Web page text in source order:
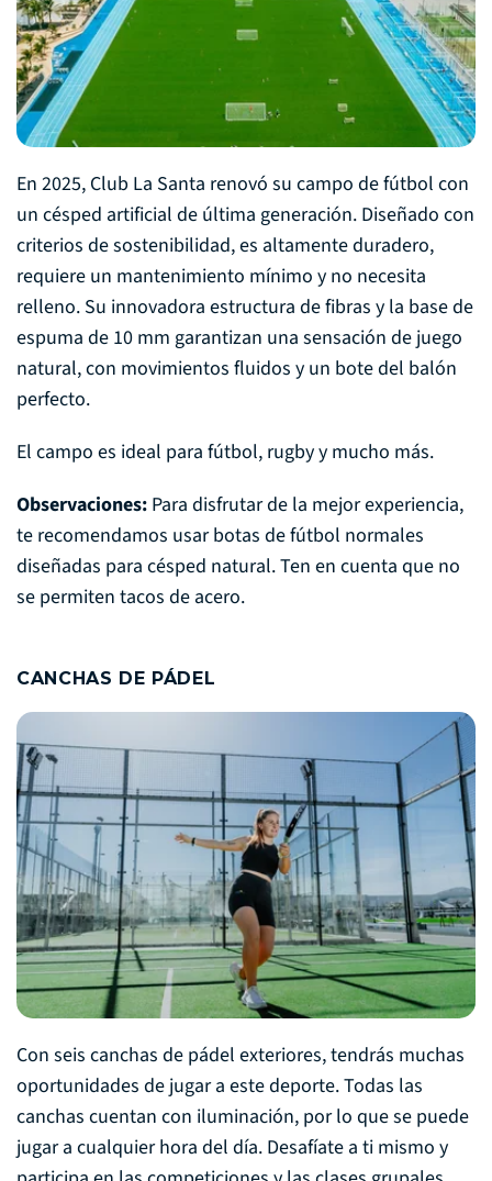
En 2025, Club La Santa renovó su campo de fútbol con
un césped artificial de última generación. Diseñado con
criterios de sostenibilidad, es altamente duradero,
requiere un mantenimiento mínimo y no necesita
relleno. Su innovadora estructura de fibras y la base de
espuma de 10 mm garantizan una sensación de juego
natural, con movimientos fluidos y un bote del balón
perfecto.
El campo es ideal para fútbol, rugby y mucho más.
Observaciones: Para disfrutar de la mejor experiencia,
te recomendamos usar botas de fútbol normales
diseñadas para césped natural. Ten en cuenta que no
se permiten tacos de acero.
CANCHAS DE PÁDEL
Con seis canchas de pádel exteriores, tendrás muchas
oportunidades de jugar a este deporte. Todas las
canchas cuentan con iluminación, por lo que se puede
jugar a cualquier hora del día. Desafíate a ti mismo y